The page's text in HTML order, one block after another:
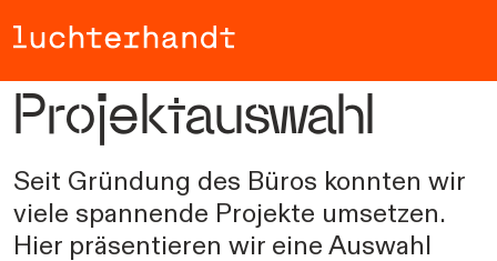
Projektauswahl
Seit Gründung des Büros konnten wir
viele spannende Projekte umsetzen.
Hier präsentieren wir eine Auswahl